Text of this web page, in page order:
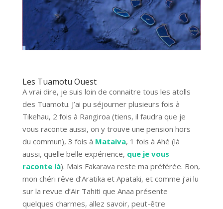
Les Tuamotu Ouest
A vrai dire, je suis loin de connaitre tous les atolls
des Tuamotu. J’ai pu séjourner plusieurs fois à
Tikehau, 2 fois à Rangiroa (tiens, il faudra que je
vous raconte aussi, on y trouve une pension hors
du commun), 3 fois à Mataiva, 1 fois à Ahé (là
aussi, quelle belle expérience, que je vous
raconte là). Mais Fakarava reste ma préférée. Bon,
mon chéri rêve d’Aratika et Apataki, et comme j’ai lu
sur la revue d’Air Tahiti que Anaa présente
quelques charmes, allez savoir, peut-être